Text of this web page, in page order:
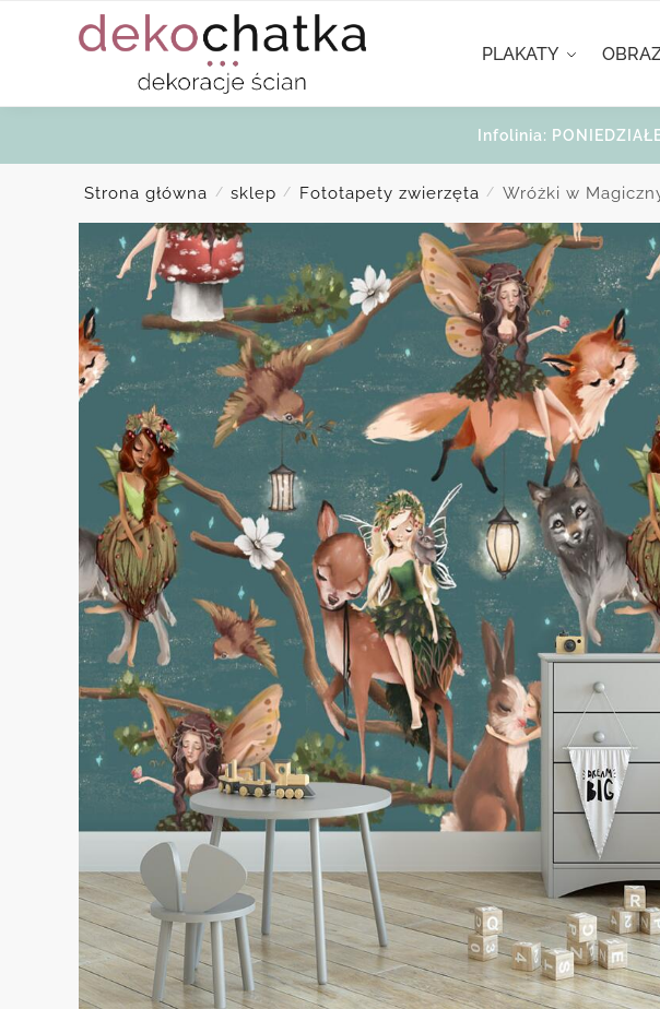
PLAKATY
Infolinia:
Strona główna / sklep / Fototapety zwierzęta / Wróżki w